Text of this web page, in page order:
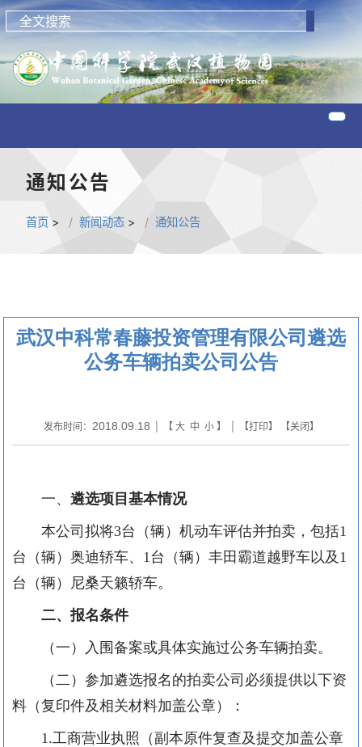
通知公告
首页 > 新闻动态 > 通知公告
武汉中科常春藤投资管理有限公司遴选
公务车辆拍卖公司公告
发布时间： 2018.09.18 | 【 大 中 小】 | 【打印】 【关闭】
一、 遴选项目基本情况
本公司拟将3台（辆）机动车评估并拍卖，包括1
台（辆）奥迪轿车、 1 台（辆）丰田霸道越野车以及 1
台（辆）尼桑天籁轿车。
二、报名条件
（一）入围备案或具体实施过公务车辆拍卖。
（二）参加遴选报名的拍卖公司必须提供以下资
料（复印件及相关材料加盖公章）：
1.工商营业执照（副本原件复查及提交加盖公章